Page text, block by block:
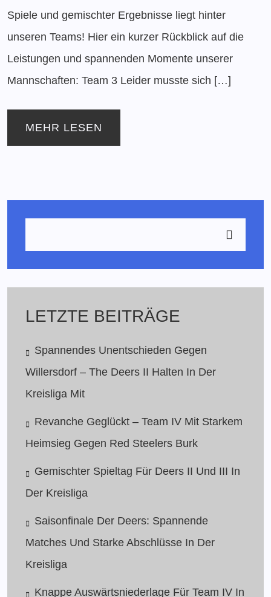
Spiele und gemischter Ergebnisse liegt hinter
unseren Teams! Hier ein kurzer Rückblick auf die
Leistungen und spannenden Momente unserer
Mannschaften: Team 3 Leider musste sich […]
MEHR LESEN
LETZTE BEITRÄGE
Spannendes Unentschieden Gegen
Willersdorf – The Deers II Halten In Der
Kreisliga Mit
Revanche Geglückt – Team IV Mit Starkem
Heimsieg Gegen Red Steelers Burk
Gemischter Spieltag Für Deers II Und III In
Der Kreisliga
Saisonfinale Der Deers: Spannende
Matches Und Starke Abschlüsse In Der
Kreisliga
Knappe Auswärtsniederlage Für Team IV In